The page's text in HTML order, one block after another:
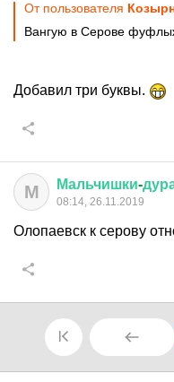
От пользователя
Вангую в Серове
Добавил три буквы.
М Мальчишки-
08:14, 26.11.2019
Олопаевск к серову